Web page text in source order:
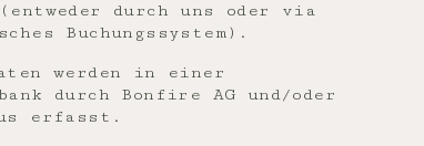
durch uns oder via
Buchungssystem).
werden in einer
durch Bonfire AG und/oder
erfasst.